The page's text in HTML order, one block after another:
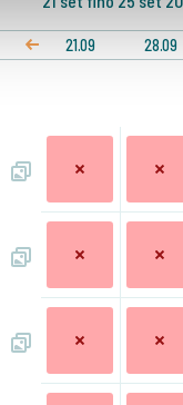
21.09 28.09